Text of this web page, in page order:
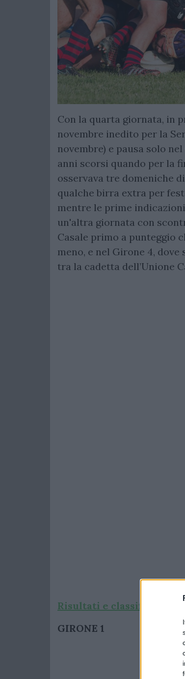
Con la quarta giornata, in
novembre inedito per la
novembre) e pausa solo
anni scorsi quando per la
osservava tre domeniche
qualche birra extra per
mentre le prime
un'altra giornata con
Casale primo a punteggio
meno, e nel Girone 4,
tra la cadetta dell’Unione
Risultati e classifiche di
GIRONE 1